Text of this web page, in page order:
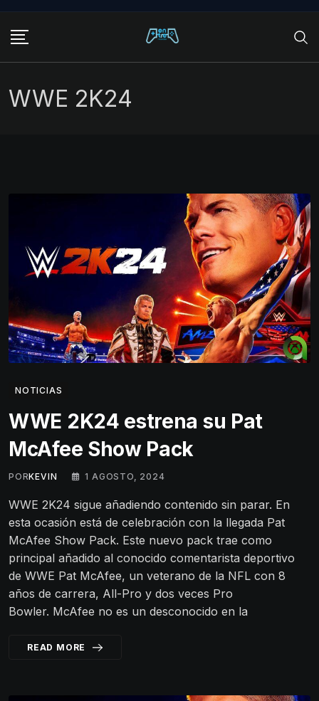
content
WWE 2K24
NOTICIAS
WWE 2K24 estrena su Pat
McAfee Show Pack
PORKEVIN 1 AGOSTO, 2024
WWE 2K24 sigue añadiendo contenido sin parar. En
esta ocasión está de celebración con la llegada Pat
McAfee Show Pack. Este nuevo pack trae como
principal añadido al conocido comentarista deportivo
de WWE Pat McAfee, un veterano de la NFL con 8
años de carrera, All-Pro y dos veces Pro
Bowler. McAfee no es un desconocido en la
READ MORE